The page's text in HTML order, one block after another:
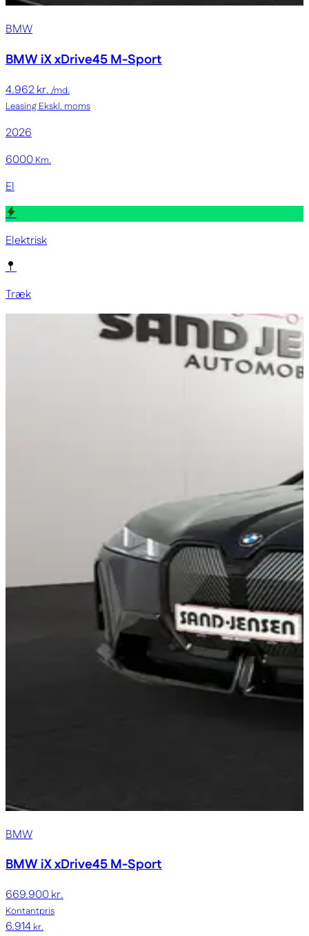
BMW
BMW iXxDrive45 M-Sport
4.962 kr./md.
Leasing Ekskl. moms
2026
6000 Km.
El
Elektrisk
Træk
BMW
BMW iXxDrive45 M-Sport
669.900 kr.
Kontantpris
6.914kr.